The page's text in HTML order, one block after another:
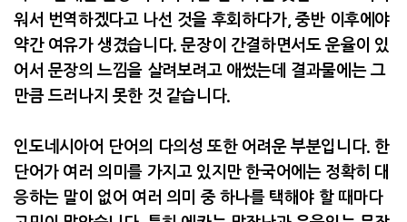
워서 번역하겠다고 나선 것을 후회하다가, 중반 이후에야
약간 여유가 생겼습니다.문장이 간결하면서도 운율이 있
어서 문장의 느낌을 살려보려고 애썼는데 결과물에는 그
만큼 드러나지 못한 것 같습니다.
인도네시아어 단어의 다의성 또한 어려운 부분입니다.한
단어가 여러 의미를 가지고 있지만 한국어에는 정확히 대
응하는 말이 없어 여러 의미 중 하나를 택해야 할 때마다